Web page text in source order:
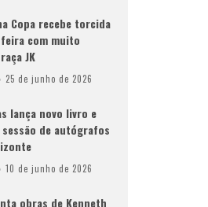
Copa recebe torcida
com muito
JK
25 de junho de 2026
lança novo livro e
de autógrafos
10 de junho de 2026
obras de Kenneth